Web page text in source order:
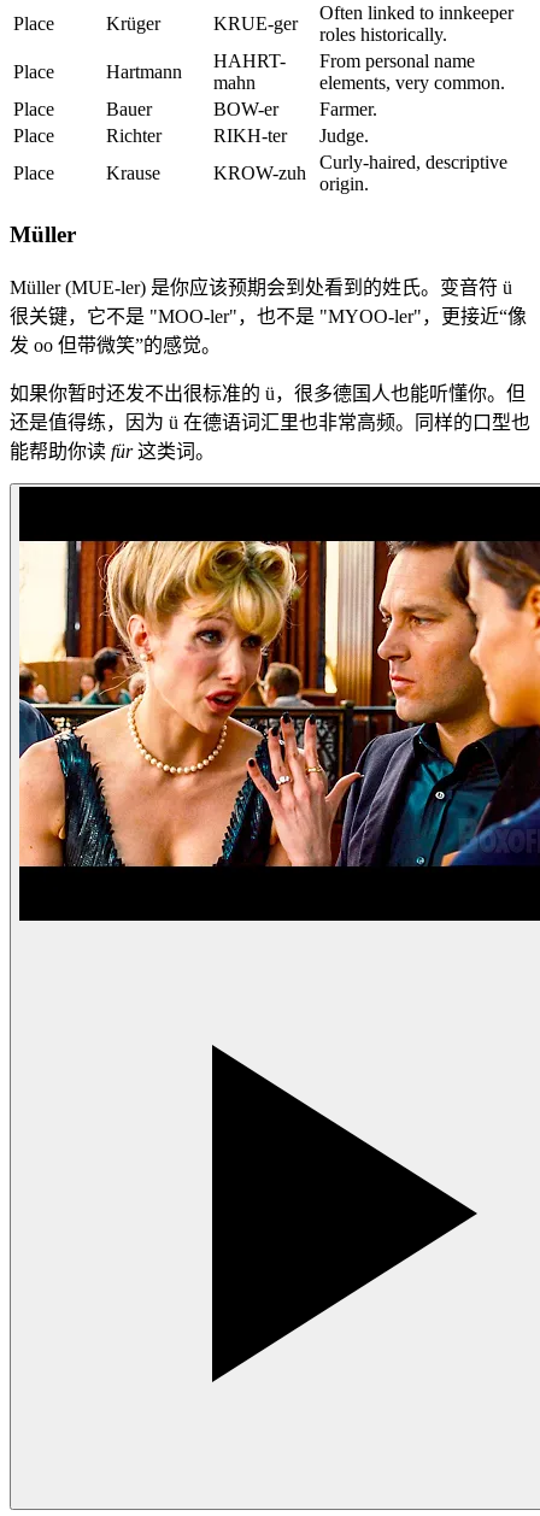
Place Krüger KRUE-ger
Often linked to innkeeper
roles historically.
Place
Hartmann
HAHRT-
mahn
From personal name
elements, very common.
Place
Bauer BOW-er
Farmer.
Place
Richter RIKH-ter
Judge.
Place
Krause KROW-zuh
Curly-haired, descriptive
origin.
Müller
Müller (MUE-ler) 是你应该预期会到处看到的姓氏。变音符 ü
很关键，它不是 "MOO-ler"，也不是 "MYOO-ler"，更接近“像
发 oo 但带微笑”的感觉。
如果你暂时还发不出很标准的 ü，很多德国人也能听懂你。但
还是值得练，因为 ü 在德语词汇里也非常高频。同样的口型也
能帮助你读 für这类词。